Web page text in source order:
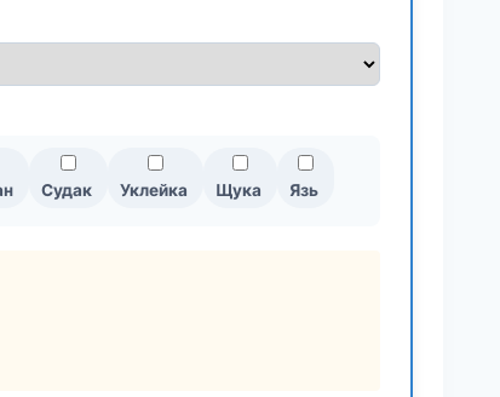
Судак Уклейка Щука Язь